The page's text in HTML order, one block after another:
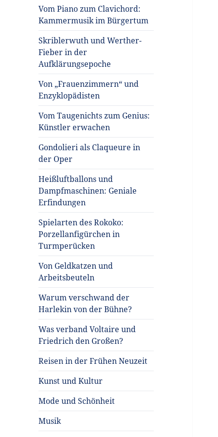
Vom Piano zum Clavichord:
Kammermusik im Bürgertum
Skriblerwuth und Werther-
Fieber in der
Aufklärungsepoche
Von „Frauenzimmern“ und
Enzyklopädisten
Vom Taugenichts zum Genius:
Künstler erwachen
Gondolieri als Claqueure in
der Oper
Heißluftballons und
Dampfmaschinen: Geniale
Erfindungen
Spielarten des Rokoko:
Porzellanfigürchen in
Turmperücken
Von Geldkatzen und
Arbeitsbeuteln
Warum verschwand der
Harlekin von der Bühne?
Was verband Voltaire und
Friedrich den Großen?
Reisen in der Frühen Neuzeit
Kunst und Kultur
Mode und Schönheit
Musik